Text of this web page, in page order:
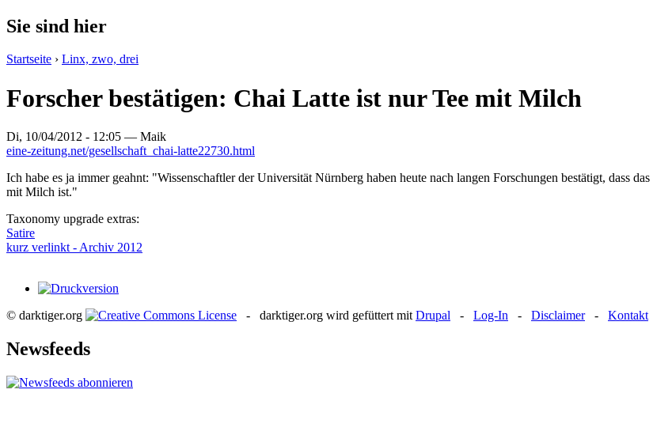
Sie sind hier
Startseite › Linx, zwo, drei
Forscher bestätigen: Chai Latte ist nur Tee mit Milch
Di, 10/04/2012 - 12:05 — Maik
eine-zeitung.net/gesellschaft_chai-latte22730.html
Ich habe es ja immer geahnt: "Wissenschaftler der Universität Nürnberg haben heute nach langen Forschungen bestätigt, dass
mit Milch ist."
Taxonomy upgrade extras:
Satire
kurz verlinkt - Archiv 2012
© darktiger.org - darktiger.org wird gefüttert mit Drupal - Log-In - Disclaimer- Kontakt
Newsfeeds